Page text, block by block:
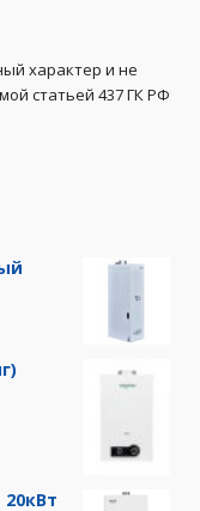
характер и не
статьей 437 ГК РФ